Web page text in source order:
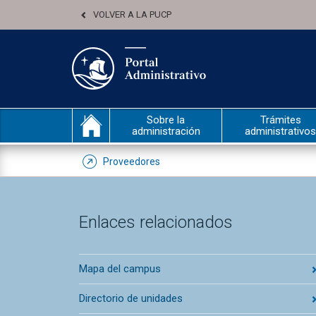
VOLVER A LA PUCP
Sobre la
administración
Trámites
administrativos
Proveedores
Enlaces relacionados
Mapa del campus
Directorio de unidades